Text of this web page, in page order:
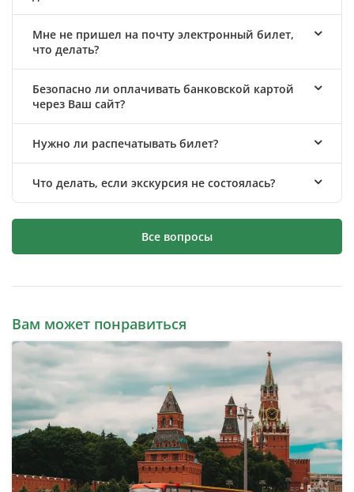
Мне не пришел на почту электронный билет,
что делать?
Безопасно ли оплачивать банковской картой
через Ваш сайт?
Нужно ли распечатывать билет?
Что делать, если экскурсия не состоялась?
Все вопросы
Вам может понравиться